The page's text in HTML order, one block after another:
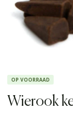
OP VOORRAAD
Wierook